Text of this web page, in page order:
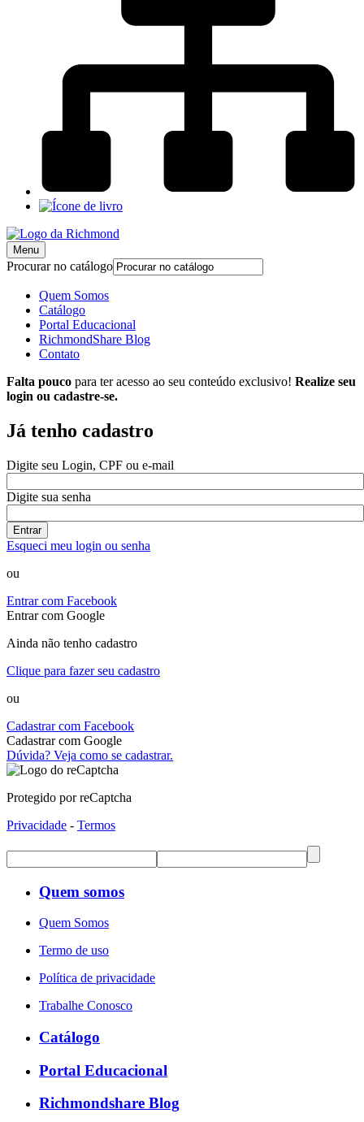
Menu
Procurar no catálogo
Quem Somos
Catálogo
Portal Educacional
RichmondShare Blog
Contato
Falta pouco para ter acesso ao seu conteúdo exclusivo! Realize seu
login ou cadastre-se.
Já tenho cadastro
Digite seu Login, CPF ou e-mail
Digite sua senha
Entrar
Esqueci meu login ou senha
ou
Entrar com Facebook
Entrar com Google
Ainda não tenho cadastro
Clique para fazer seu cadastro
ou
Cadastrar com Facebook
Cadastrar com Google
Dúvida? Veja como se cadastrar.
Protegido por reCaptcha
Privacidade - Termos
Quem somos
Quem Somos
Termo de uso
Política de privacidade
Trabalhe Conosco
Catálogo
Portal Educacional
Richmondshare Blog